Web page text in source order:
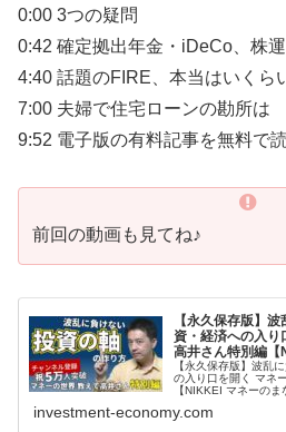
0:00 3つの疑問
0:42 確定拠出年金・iDeCo、株
4:40 話題のFIRE、本当はいくら
7:00 夫婦で住宅ローンの勘所は
9:52 電子版の有料記事を無料で
前回の動画も見てね♪
【永久保存版】
資・経済への入り
高井さん特別編【
【永久保存版】波乱
の入り口を開く マネ
【NIKKEI マネーの
の賢い付き合い方、人
investment-economy.com